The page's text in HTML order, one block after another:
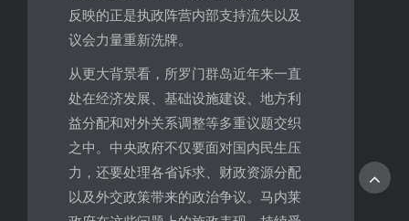
反映的正是执政阵营内部支持流失以及
议会力量重新洗牌。
从更大背景看，所罗门群岛近年来一直
处在经济发展、基础设施建设、地方利
益分配和对外关系调整等多重议题交织
之中。中央政府不仅要面对国内民生压
力，还要处理各省诉求、财政资源分配
以及外交政策带来的政治争议。马内莱